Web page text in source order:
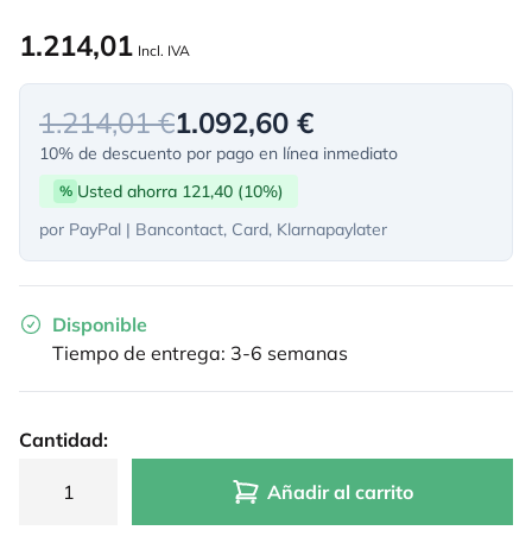
1.214,01 Incl. IVA
1.214,01 €1.092,60 €
10% de descuento por pago en línea inmediato
% Usted ahorra 121,40 (10%)
por PayPal | Bancontact, Card, Klarnapaylater
Disponible
Tiempo de entrega: 3-6 semanas
Cantidad:
Añadir al carrito